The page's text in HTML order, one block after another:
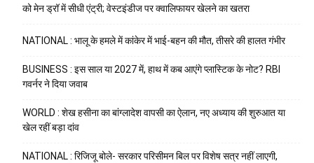
को मेन ड्रॉ में सीधी एंट्री; वेस्टइंडीज पर क्वालिफायर खेलने का खतरा
NATIONAL : भालू के हमले में कांकेर में भाई-बहन की मौत, तीसरे की हालत गंभीर
BUSINESS : इस साल या 2027 में, हाथ में कब आएंगे प्लास्टिक के नोट? RBI
गवर्नर ने दिया जवाब
WORLD : शेख हसीना का बांग्लादेश वापसी का ऐलान, नए अध्याय की शुरुआत या
खेल रहीं बड़ा दांव
NATIONAL : रिजिजू बोले- सरकार परिसीमन बिल पर विशेष सत्र नहीं लाएगी,